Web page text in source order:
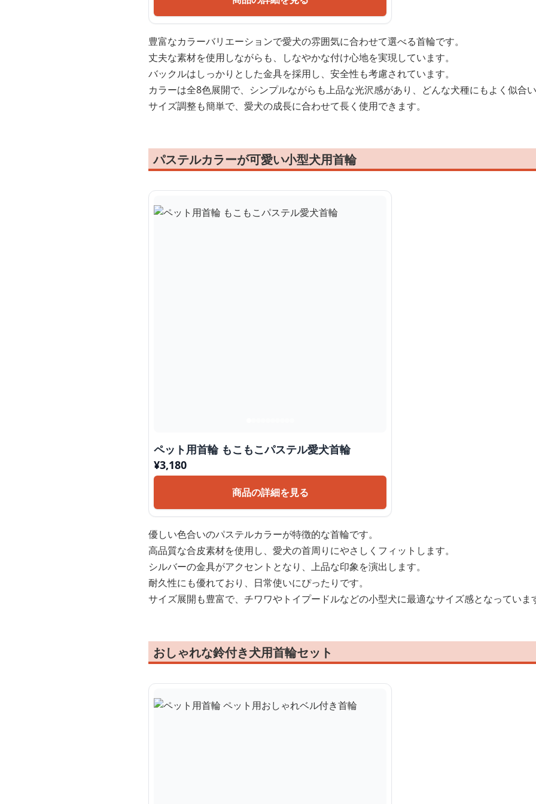
豊富なカラーバリエーションで愛犬の雰囲気に合わせて選べる首輪です。
丈夫な素材を使用しながらも、しなやかな付け心地を実現しています。
バックルはしっかりとした金具を採用し、安全性も考慮されています。
カラーは全8色展開で、シンプルながらも上品な光沢感があり、どんな犬種にもよく似合
サイズ調整も簡単で、愛犬の成長に合わせて長く使用できます。
パステルカラーが可愛い小型犬用首輪
ペット用首輪 もこもこパステル愛犬首輪
¥3,180
商品の詳細を見る
優しい色合いのパステルカラーが特徴的な首輪です。
高品質な合皮素材を使用し、愛犬の首周りにやさしくフィットします。
シルバーの金具がアクセントとなり、上品な印象を演出します。
耐久性にも優れており、日常使いにぴったりです。
サイズ展開も豊富で、チワワやトイプードルなどの小型犬に最適なサイズ感となっていま
おしゃれな鈴付き犬用首輪セット